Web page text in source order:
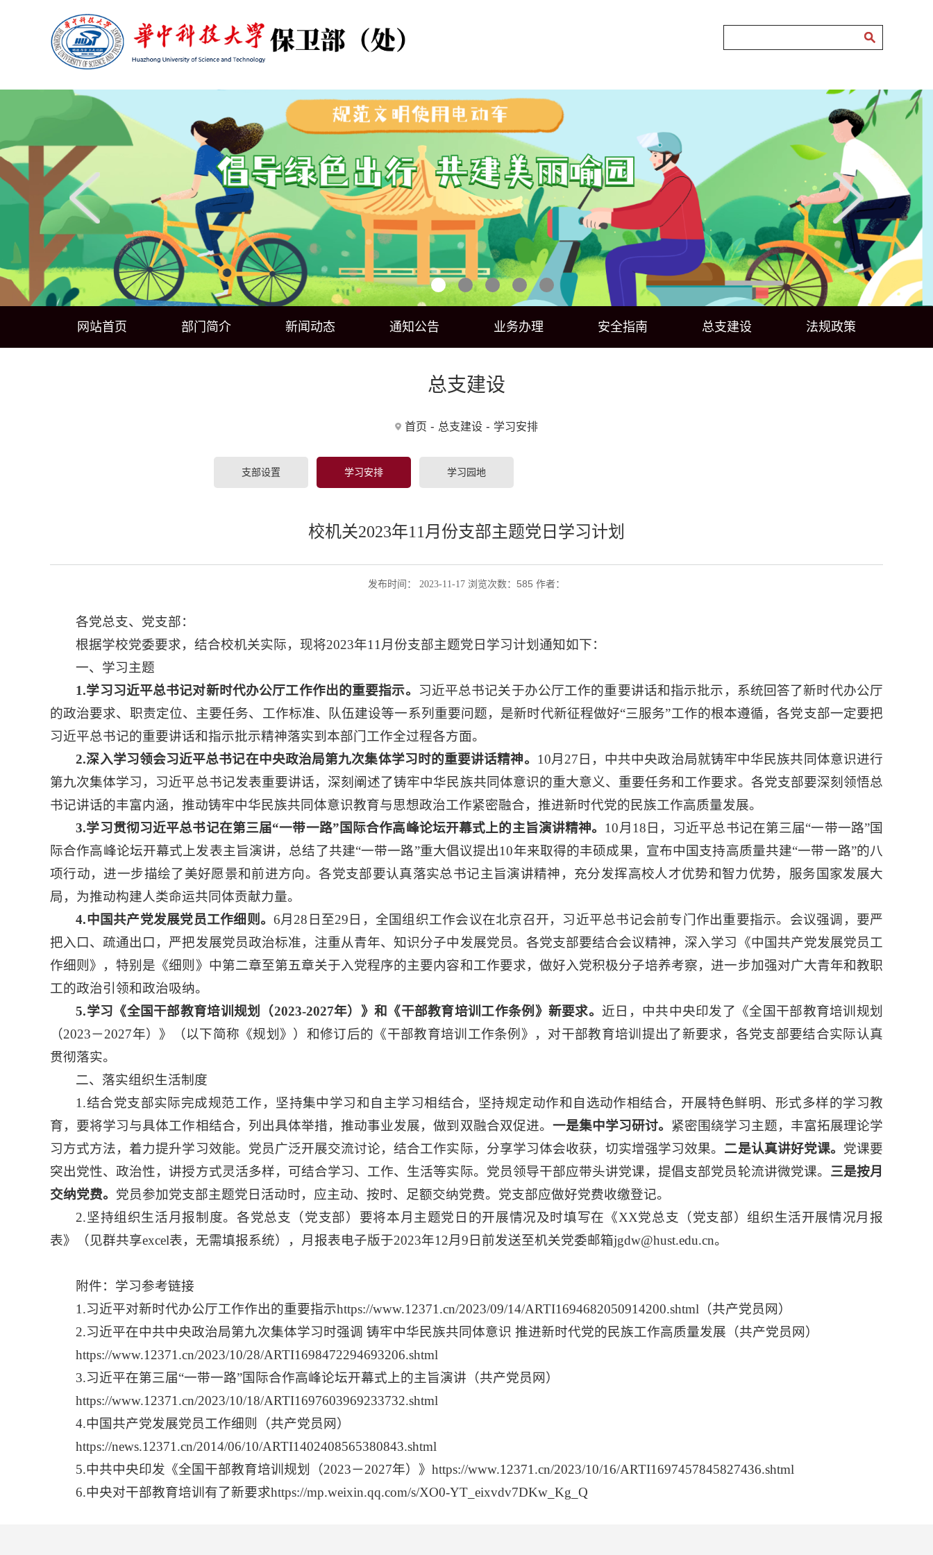
1 2 3 4 5
网站首页 部门简介 新闻动态 通知公告 业务办理 安全指南 总支建设 法规政策
总支建设
首页 - 总支建设- 学习安排
支部设置 学习安排 学习园地
校机关2023年11月份支部主题党日学习计划
发布时间： 2023-11-17 浏览次数： 585 作者：
各党总支、党支部：
根据学校党委要求，结合校机关实际，现将2023年11月份支部主题党日学习计划通知如下：
一、学习主题
1.学习习近平总书记对新时代办公厅工作作出的重要指示。
习近平总书记关于办公厅工作的重要讲话和指示批示，系统回答了新时代办公厅
的政治要求、职责定位、主要任务、工作标准、队伍建设等一系列重要问题，是新时代新征程做好“三服务”工作的根本遵循，各党支部一定要把
习近平总书记的重要讲话和指示批示精神落实到本部门工作全过程各方面。
2.深入学习领会习近平总书记在中央政治局第九次集体学习时的重要讲话精神。 10月27日，中共中央政治局就铸牢中华民族共同体意识进行
第九次集体学习，习近平总书记发表重要讲话，深刻阐述了铸牢中华民族共同体意识的重大意义、重要任务和工作要求。各党支部要深刻领悟总
书记讲话的丰富内涵，推动铸牢中华民族共同体意识教育与思想政治工作紧密融合，推进新时代党的民族工作高质量发展。
3.学习贯彻习近平总书记在第三届“一带一路”国际合作高峰论坛开幕式上的主旨演讲精神。 10月18日，习近平总书记在第三届“一带一路”国
际合作高峰论坛开幕式上发表主旨演讲，总结了共建“一带一路”重大倡议提出10年来取得的丰硕成果，宣布中国支持高质量共建“一带一路”的八
项行动，进一步描绘了美好愿景和前进方向。各党支部要认真落实总书记主旨演讲精神，充分发挥高校人才优势和智力优势，服务国家发展大
局，为推动构建人类命运共同体贡献力量。
4.中国共产党发展党员工作细则。 6月28日至29日，全国组织工作会议在北京召开，习近平总书记会前专门作出重要指示。会议强调，要严
把入口、疏通出口，严把发展党员政治标准，注重从青年、知识分子中发展党员。各党支部要结合会议精神，深入学习《中国共产党发展党员工
作细则》，特别是《细则》中第二章至第五章关于入党程序的主要内容和工作要求，做好入党积极分子培养考察，进一步加强对广大青年和教职
工的政治引领和政治吸纳。
5.学习《全国干部教育培训规划（2023-2027年）》和《干部教育培训工作条例》新要求。 近日，中共中央印发了《全国干部教育培训规划
（2023－2027年）》（以下简称《规划》）和修订后的《干部教育培训工作条例》，对干部教育培训提出了新要求，各党支部要结合实际认真
贯彻落实。
二、落实组织生活制度
1.结合党支部实际完成规范工作，坚持集中学习和自主学习相结合，坚持规定动作和自选动作相结合，开展特色鲜明、形式多样的学习教
育，要将学习与具体工作相结合，列出具体举措，推动事业发展，做到双融合双促进。 一是集中学习研讨。 紧密围绕学习主题，丰富拓展理论学
习方式方法，着力提升学习效能。党员广泛开展交流讨论，结合工作实际，分享学习体会收获，切实增强学习效果。 二是认真讲好党课。 党课要
突出党性、政治性，讲授方式灵活多样，可结合学习、工作、生活等实际。党员领导干部应带头讲党课，提倡支部党员轮流讲微党课。 三是按月
交纳党费。 党员参加党支部主题党日活动时，应主动、按时、足额交纳党费。党支部应做好党费收缴登记。
2.坚持组织生活月报制度。各党总支（党支部）要将本月主题党日的开展情况及时填写在《XX党总支（党支部）组织生活开展情况月报
表》（见群共享excel表，无需填报系统），月报表电子版于2023年12月9日前发送至机关党委邮箱jgdw@hust.edu.cn。
附件：学习参考链接
1.习近平对新时代办公厅工作作出的重要指示https://www.12371.cn/2023/09/14/ARTI1694682050914200.shtml（共产党员网）
2.习近平在中共中央政治局第九次集体学习时强调 铸牢中华民族共同体意识 推进新时代党的民族工作高质量发展（共产党员网）
https://www.12371.cn/2023/10/28/ARTI1698472294693206.shtml
3.习近平在第三届“一带一路”国际合作高峰论坛开幕式上的主旨演讲（共产党员网）
https://www.12371.cn/2023/10/18/ARTI1697603969233732.shtml
4.中国共产党发展党员工作细则（共产党员网）
https://news.12371.cn/2014/06/10/ARTI1402408565380843.shtml
5.中共中央印发《全国干部教育培训规划（2023－2027年）》https://www.12371.cn/2023/10/16/ARTI1697457845827436.shtml
6.中央对干部教育培训有了新要求https://mp.weixin.qq.com/s/XO0-YT_eixvdv7DKw_Kg_Q